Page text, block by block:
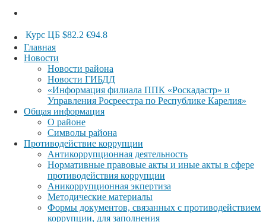
Курс ЦБ $82.2 €94.8
Главная
Новости
Новости района
Новости ГИБДД
«Информация филиала ППК «Роскадастр» и
Управления Росреестра по Республике Карелия»
Общая информация
О районе
Символы района
Противодействие коррупции
Антикоррупционная деятельность
Нормативные правовые акты и иные акты в сфере
противодействия коррупции
Аникоррупционная экпертиза
Методические материалы
Формы документов, связанных с противодействием
коррупции, для заполнения